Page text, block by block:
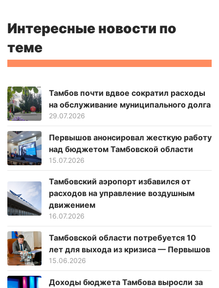
Интересные новости по
теме
Тамбов почти вдвое сократил расходы
на обслуживание муниципального долга
29.07.2026
Первышов анонсировал жесткую работу
над бюджетом Тамбовской области
15.07.2026
Тамбовский аэропорт избавился от
расходов на управление воздушным
движением
16.07.2026
Тамбовской области потребуется 10
лет для выхода из кризиса — Первышов
15.06.2026
Доходы бюджета Тамбова выросли за